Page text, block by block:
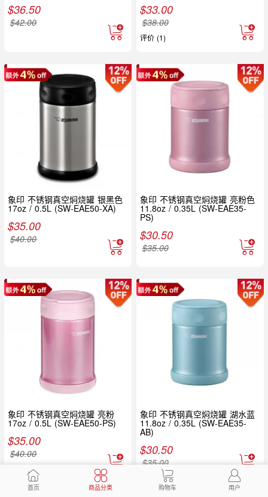
$36.50
$42.00
$33.00
$38.00
评价 (1)
象印 不锈钢真空焖烧罐 银黑色
17oz / 0.5L (SW-EAE50-XA)
$35.00
$40.00
象印 不锈钢真空焖烧罐 亮粉色
11.8oz / 0.35L (SW-EAE35-
PS)
$30.50
$35.00
象印 不锈钢真空焖烧罐 亮粉
17oz / 0.5L (SW-EAE50-PS)
$35.00
$40.00
象印 不锈钢真空焖烧罐 湖水蓝
11.8oz / 0.35L (SW-EAE35-
AB)
$30.50
$35.00
首页 商品分类 购物车 用户